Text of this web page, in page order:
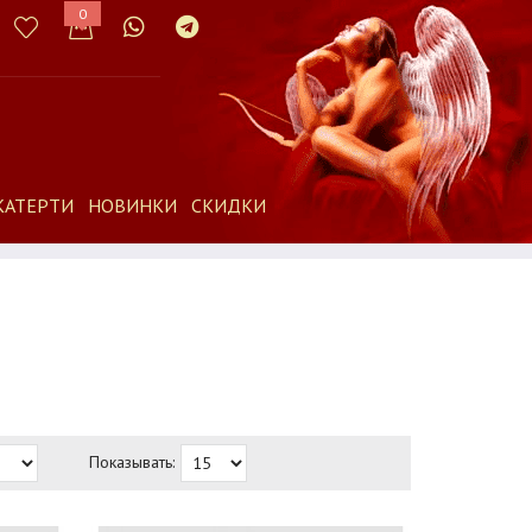
0
НОВИНКИ СКИДКИ
Показывать: